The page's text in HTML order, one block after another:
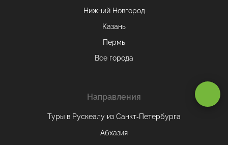
Нижний Новгород
Казань
Пермь
Все города
Направления
Туры в Рускеалу из Санкт‑Петербурга
Абхазия
Принимаю